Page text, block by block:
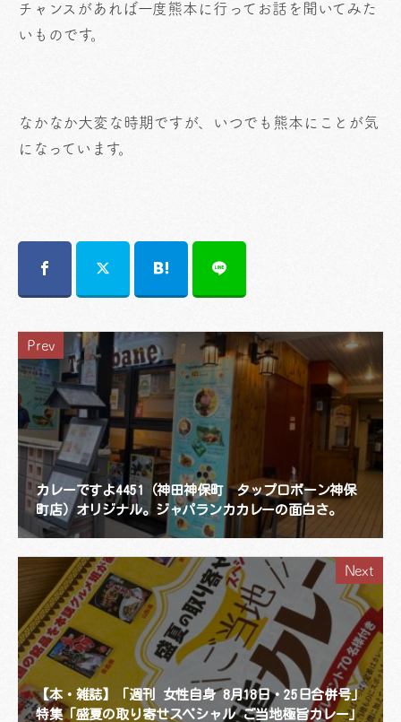
チャンスがあれば一度熊本に行ってお話を聞いてみた
いものです。
なかなか大変な時期ですが、いつでも熊本にことが気
になっています。
Prev
カレーですよ4451（神田神保町 タップロボーン神保
町店）オリジナル。ジャパランカカレーの面白さ。
Next
【本・雑誌】「週刊 女性自身 8月18日・25日合併号」
特集「盛夏の取り寄せスペシャル ご当地極旨カレー」